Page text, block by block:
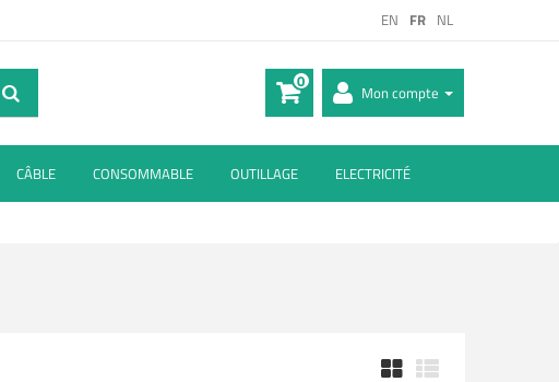
EN FR NL
Mon compte
0
CÂBLE CONSOMMABLE OUTILLAGE ELECTRICITÉ